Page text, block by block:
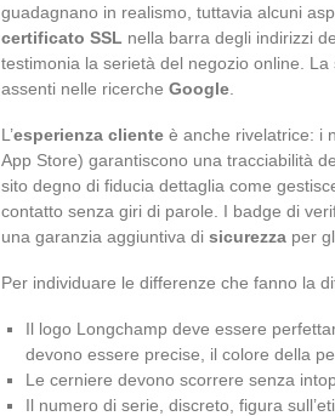
guadagnano in realismo, tuttavia alcuni
certificato SSL nella barra degli indirizzi
testimonia la serietà del negozio online.
assenti nelle ricerche Google
L’esperienza cliente è anche rivelatrice: i
App Store) garantiscono una tracciabilità
sito degno di fiducia dettaglia come
contatto senza giri di parole. I badge di
una garanzia aggiuntiva di sicurezza per
Per individuare le differenze che fanno la
Il logo Longchamp deve essere
devono essere precise, il colore della
Le cerniere devono scorrere senza
Il numero di serie, discreto, figura